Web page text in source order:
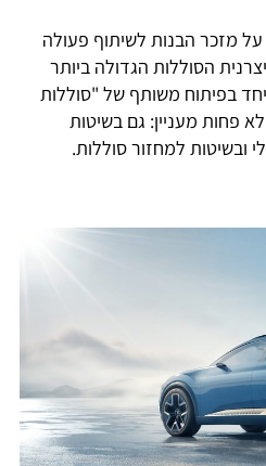
מזכר הבנות לשיתוף פעולה
הסוללות הגדולה ביותר
בפיתוח משותף של "סוללות
פחות מעניין: גם בשיטות
למחזור סוללות.